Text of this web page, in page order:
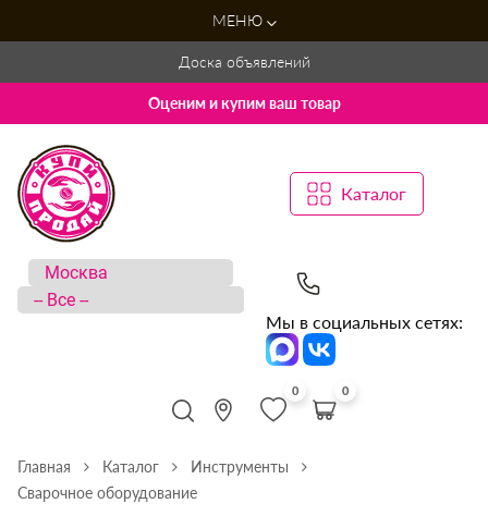
МЕНЮ
Доска объявлений
Оценим и купим ваш товар
Каталог
Мы в социальных сетях:
0 0
Главная Каталог
Инструменты
Сварочное оборудование